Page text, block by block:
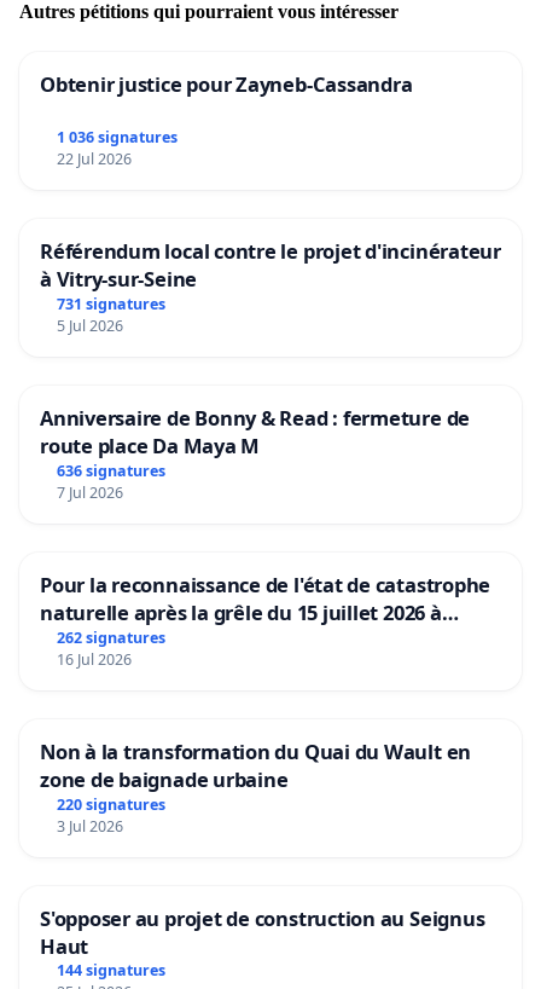
Autres pétitions qui pourraient vous intéresser
Obtenir justice pour Zayneb-Cassandra
1 036 signatures
22 Jul 2026
Référendum local contre le projet d'incinérateur
à Vitry-sur-Seine
731 signatures
5 Jul 2026
Anniversaire de Bonny & Read : fermeture de
route place Da Maya M
636 signatures
7 Jul 2026
Pour la reconnaissance de l'état de catastrophe
naturelle après la grêle du 15 juillet 2026 à
Aubenas et ses alentours
262 signatures
16 Jul 2026
Non à la transformation du Quai du Wault en
zone de baignade urbaine
220 signatures
3 Jul 2026
S'opposer au projet de construction au Seignus
Haut
144 signatures